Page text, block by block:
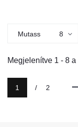
Mutass 8
Megjelenítve 1 - 8 a
1 / 2